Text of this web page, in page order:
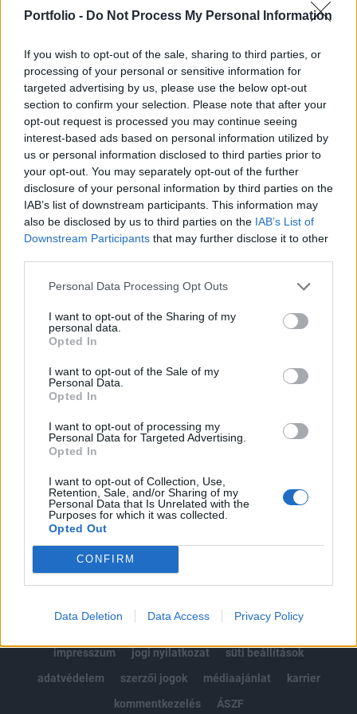
Portfolio - Do Not Process My Personal Information
If you wish to opt-out of the sale, sharing to third parties, or
processing of your personal or sensitive information for
targeted advertising by us, please use the below opt-out
section to confirm your selection. Please note that after your
opt-out request is processed you may continue seeing
interest-based ads based on personal information utilized by
us or personal information disclosed to third parties prior to
your opt-out. You may separately opt-out of the further
disclosure of your personal information by third parties on the
IAB’s list of downstream participants. This information may
also be disclosed by us to third parties on the IAB’s List of
Downstream Participants that may further disclose it to other
Personal Data Processing Opt Outs
I want to opt-out of the Sharing of my
personal data.
Opted In
I want to opt-out of the Sale of my
Personal Data.
Opted In
I want to opt-out of processing my
Personal Data for Targeted Advertising.
Opted In
I want to opt-out of Collection, Use,
Retention, Sale, and/or Sharing of my
Personal Data that Is Unrelated with the
Purposes for which it was collected.
Opted Out
CONFIRM
Data Deletion Data Access Privacy Policy
szerepet töltsenek be. Ezzel egy olyan jövőképet
nem függ sem Amerika, sem Kína hatalmától és
jóindulatától.
Ez itt az on the other hand, a portfolio vélemény rovata. Ez
itt az on the other hand, a portfolio vélemény rovata. A
cikkek a szerzők véleményét tükrözik, amelyek nem
feltétlenül esnek egybe a Portfolio szerkesztőségének
álláspontjával. Ha hozzászólna...
KEDVES OLVASÓNK!
tartozik, melynek olvasása előfizetéses
regisztrációhoz kötött.
Az előfizetés a következőket tartalmazza:
Portfolio.hu teljes cikkarchívum
Kötéslisták: BÉT elmúlt 2 év napon belüli
kötéslistái
Előfizetés
MÁR ELŐFIZETŐNK VAGY?BEJELENTKEZÉS
impresszum
jogi nyilatkozat
süti beállítások
adatvédelem
szerzői jogok médiaajánlat
karrier
kommentkezelés
ÁSZF